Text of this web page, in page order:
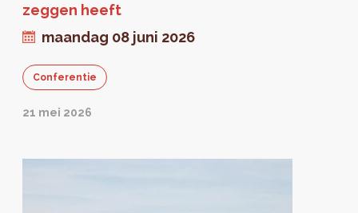
zeggen heeft
maandag 08 juni 2026
Conferentie
21 mei 2026